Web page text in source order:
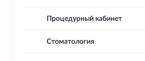
Процедурный кабинет
Стоматология